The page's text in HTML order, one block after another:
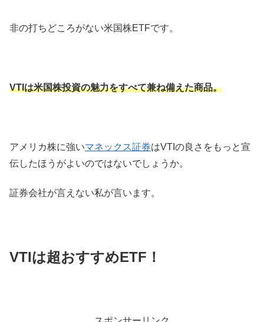
非の打ちどころがない米国株ETFです。
VTIは米国株投資の魅力をすべて兼ね備えた商品。
アメリカ株に強いマネックス証券はVTIの良さをもっと宣
伝したほうがよいのではないでしょうか。
証券会社が言えない私が言います。
VTIは超おすすめETF！